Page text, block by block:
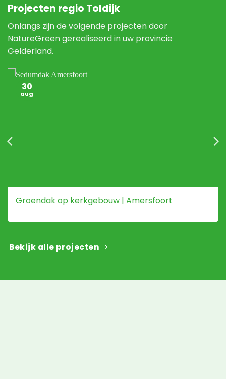
Projecten regio Toldijk
Onlangs zijn de volgende projecten door
NatureGreen gerealiseerd in uw provincie
Gelderland.
Groendak op kerkgebouw | Amersfoort
30
aug
Bekijk alle projecten